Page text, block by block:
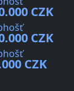
CZK
CZK
CZK